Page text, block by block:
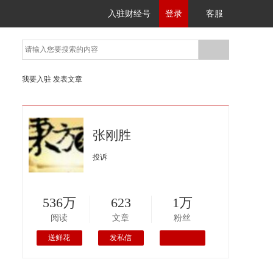
入驻财经号 登录 客服
我要入驻 发表文章
张刚胜
投诉
536万
阅读
送鲜花
623
文章
发私信
1万
粉丝